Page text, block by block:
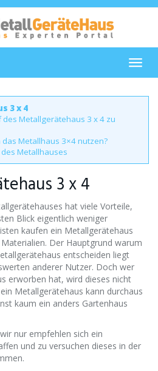
3 x 4
Metallgerätehaus 3 x 4 zu
Metallhaus 3×4 nutzen?
Metallhauses
3 x 4
hat viele Vorteile,
Blick eigentlich weniger
kaufen ein Metallgerätehaus
Der Hauptgrund warum
entscheiden liegt
anderer Nutzer. Doch wer
erworben hat, wird dieses nicht
Metallgerätehaus kann durchaus
kaum ein anders Gartenhaus
nur empfehlen sich ein
und zu versuchen dieses in der